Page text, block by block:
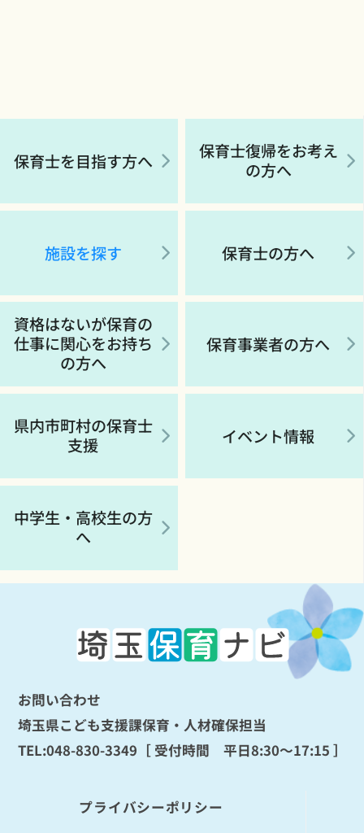
保育士を目指す方へ
保育士復帰をお考え
の方へ
施設を探す 保育士の方へ
資格はないが保育の
仕事に関心をお持ち
の方へ
保育事業者の方へ
県内市町村の保育士
支援
イベント情報
中学生・高校生の方
へ
お問い合わせ
埼玉県こども支援課保育・人材確保担当
TEL:048-830-3349 ［ 受付時間 平日8:30～17:15 ］
プライバシーポリシー